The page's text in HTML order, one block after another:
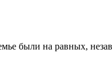
были на равных,